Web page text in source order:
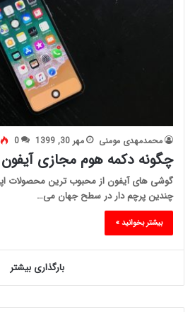
محمدمهدی مومنی مهر 30, 1399 0
چگونه دکمه هوم مجازی آیفون
گوشی های آیفون از محبوب ترین محصولات
چندین پرچم دار در سطح جهان می…
بیشتر بخوانید »
بارگذاری بیشتر